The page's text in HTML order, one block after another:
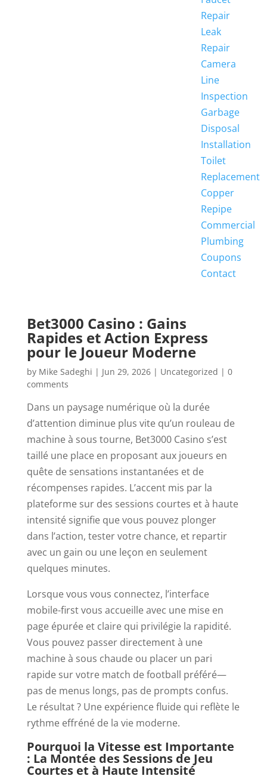
Repair
Leak
Repair
Camera
Line
Inspection
Garbage
Disposal
Installation
Toilet
Replacement
Copper
Repipe
Commercial
Plumbing
Coupons
Contact
Bet3000 Casino : Gains
Rapides et Action Express
pour le Joueur Moderne
by Mike Sadeghi | Jun 29, 2026| Uncategorized | 0
comments
Dans un paysage numérique où la durée
d’attention diminue plus vite qu’un rouleau de
machine à sous tourne, Bet3000 Casino s’est
taillé une place en proposant aux joueurs en
quête de sensations instantanées et de
récompenses rapides. L’accent mis par la
plateforme sur des sessions courtes et à haute
intensité signifie que vous pouvez plonger
dans l’action, tester votre chance, et repartir
avec un gain ou une leçon en seulement
quelques minutes.
Lorsque vous vous connectez, l’interface
mobile-first vous accueille avec une mise en
page épurée et claire qui privilégie la rapidité.
Vous pouvez passer directement à une
machine à sous chaude ou placer un pari
rapide sur votre match de football préféré—
pas de menus longs, pas de prompts confus.
Le résultat ? Une expérience fluide qui reflète le
rythme effréné de la vie moderne.
Pourquoi la Vitesse est Importante
: La Montée des Sessions de Jeu
Courtes et à Haute Intensité